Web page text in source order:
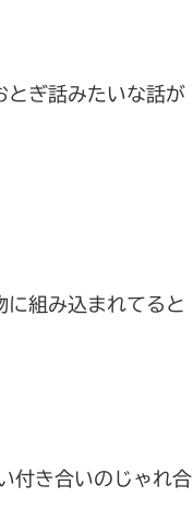
とぎ話みたいな話が
組み込まれてると
付き合いのじゃれ合